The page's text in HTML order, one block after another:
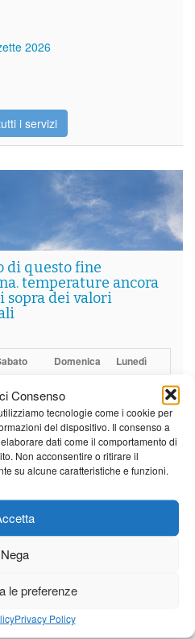
Consenso
tecnologie come i cookie per
del dispositivo. Il consenso a
dati come il comportamento di
Non acconsentire o ritirare il
su alcune caratteristiche e funzioni.
Nega
le preferenze
Privacy Policy
2026
i servizi
di questo fine
temperature ancora
sopra dei valori
Domenica Lunedì
|36°C 22°C|36°C 22°C|35°C
|34°C 22°C|34°C 22°C|32°C